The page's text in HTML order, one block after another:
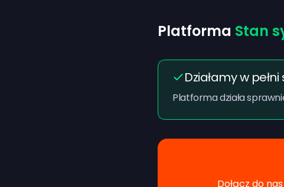
Platforma Stan
Działamy w
Platforma działa
Dołącz do